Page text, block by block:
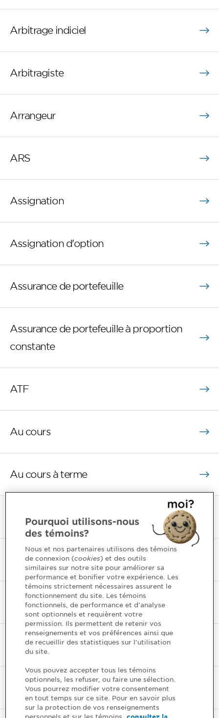
Arbitrage indiciel
Arbitragiste
Arrangeur
ARS
Assignation
Assignation d'option
Assurance de portefeuille
Assurance de portefeuille à proportion
constante
ATF
Au cours
Au cours à terme
Au cours au comptant
Avis d'assignation
Avis de livraison
Avis de notification
Avis d'exercice
Pourquoi utilisons-nous
des témoins?
Nous et nos partenaires utilisons des témoins
de connexion (cookies) et des outils
similaires sur notre site pour améliorer sa
performance et bonifier votre expérience. Les
témoins strictement nécessaires assurent le
fonctionnement du site. Les témoins
fonctionnels, de performance et d'analyse
sont optionnels et requièrent votre
permission. Ils permettent de retenir vos
renseignements et vos préférences ainsi que
de recueillir des statistiques sur l'utilisation
du site.
Vous pouvez accepter tous les témoins
optionnels, les refuser, ou faire une sélection.
Vous pourrez modifier votre consentement
en tout temps sur ce site. Pour en savoir plus
sur la protection de vos renseignements